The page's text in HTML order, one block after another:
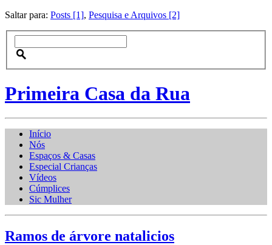
Saltar para: Posts [1], Pesquisa e Arquivos [2]
Primeira Casa da Rua
Início
Nós
Espaços & Casas
Especial Crianças
Vídeos
Cúmplices
Sic Mulher
Ramos de árvore natalicios